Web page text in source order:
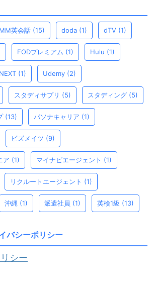
英会話 (15) doda (1) dTV (1)
FODプレミアム (1) Hulu (1)
(1) Udemy (2)
スタディサプリ (5) スタディング (5)
(13) パソナキャリア (1)
ビズメイツ (9)
ア (1) マイナビエージェント (1)
リクルートエージェント (1)
沖縄 (1) 派遣社員 (1) 英検1級 (13)
バシーポリシー
シー